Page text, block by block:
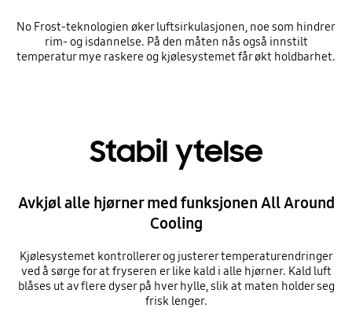
No Frost-teknologien øker luftsirkulasjonen, noe som hindrer
rim- og isdannelse. På den måten nås også innstilt
temperatur mye raskere og kjølesystemet får økt holdbarhet.
Stabil ytelse
Avkjøl alle hjørner med funksjonen All Around
Cooling
Kjølesystemet kontrollerer og justerer temperaturendringer
ved å sørge for at fryseren er like kald i alle hjørner. Kald luft
blåses ut av flere dyser på hver hylle, slik at maten holder seg
frisk lenger.